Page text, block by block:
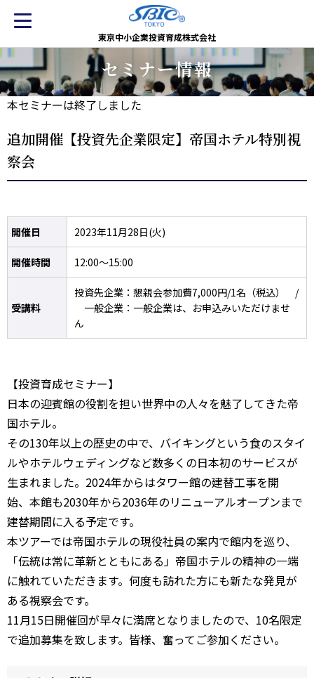
東京中小企業投資育成株式会社
セミナー情報
本セミナーは終了しました
追加開催【投資先企業限定】帝国ホテル特別視
察会
開催日 2023年11月28日(火)
開催時間 12:00～15:00
受講料
投資先企業：懇親会参加費7,000円/1名（税込） /
一般企業：一般企業は、お申込みいただけませ
ん
【投資育成セミナー】
日本の迎賓館の役割を担い世界中の人々を魅了してきた帝
国ホテル。
その130年以上の歴史の中で、バイキングという食のスタイ
ルやホテルウェディングなど数多くの日本初のサービスが
生まれました。2024年からはタワー館の建替工事を開
始、本館も2030年から2036年のリニューアルオープンまで
建替期間に入る予定です。
本ツアーでは帝国ホテルの現役社員の案内で館内を巡り、
「伝統は常に革新とともにある」帝国ホテルの精神の一端
に触れていただきます。何度も訪れた方にも新たな発見が
ある視察会です。
11月15日開催回が早々に満席となりましたので、10名限定
で追加募集を致します。皆様、奮ってご参加ください。